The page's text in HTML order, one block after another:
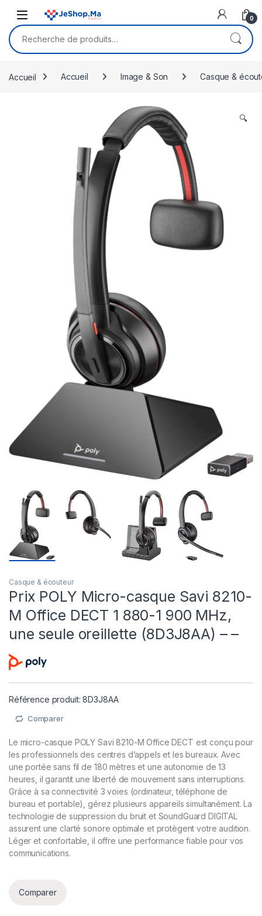
0
Recherche pour :
Accueil Accueil Image & Son Casque &
🔍
Casque & écouteur
Prix POLY Micro-casque Savi 8210-
M Office DECT 1 880-1 900 MHz,
une seule oreillette (8D3J8AA) – –
Référence produit: 8D3J8AA
Comparer
Le micro-casque POLY Savi 8210-M Office DECT est conçu pour
les professionnels des centres d’appels et les bureaux. Avec
une portée sans fil de 180 mètres et une autonomie de 13
heures, il garantit une liberté de mouvement sans interruptions.
Grâce à sa connectivité 3 voies (ordinateur, téléphone de
bureau et portable), gérez plusieurs appareils simultanément. La
technologie de suppression du bruit et SoundGuard DIGITAL
assurent une clarté sonore optimale et protègent votre audition.
Léger et confortable, il offre une performance fiable pour vos
communications.
Comparer